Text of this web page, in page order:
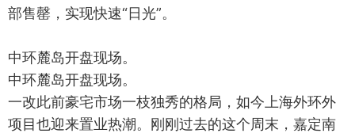
部售罄，实现快速“日光”。
中环麓岛开盘现场。
中环麓岛开盘现场。
一改此前豪宅市场一枝独秀的格局，如今上海外环外
项目也迎来置业热潮。刚刚过去的这个周末，嘉定南